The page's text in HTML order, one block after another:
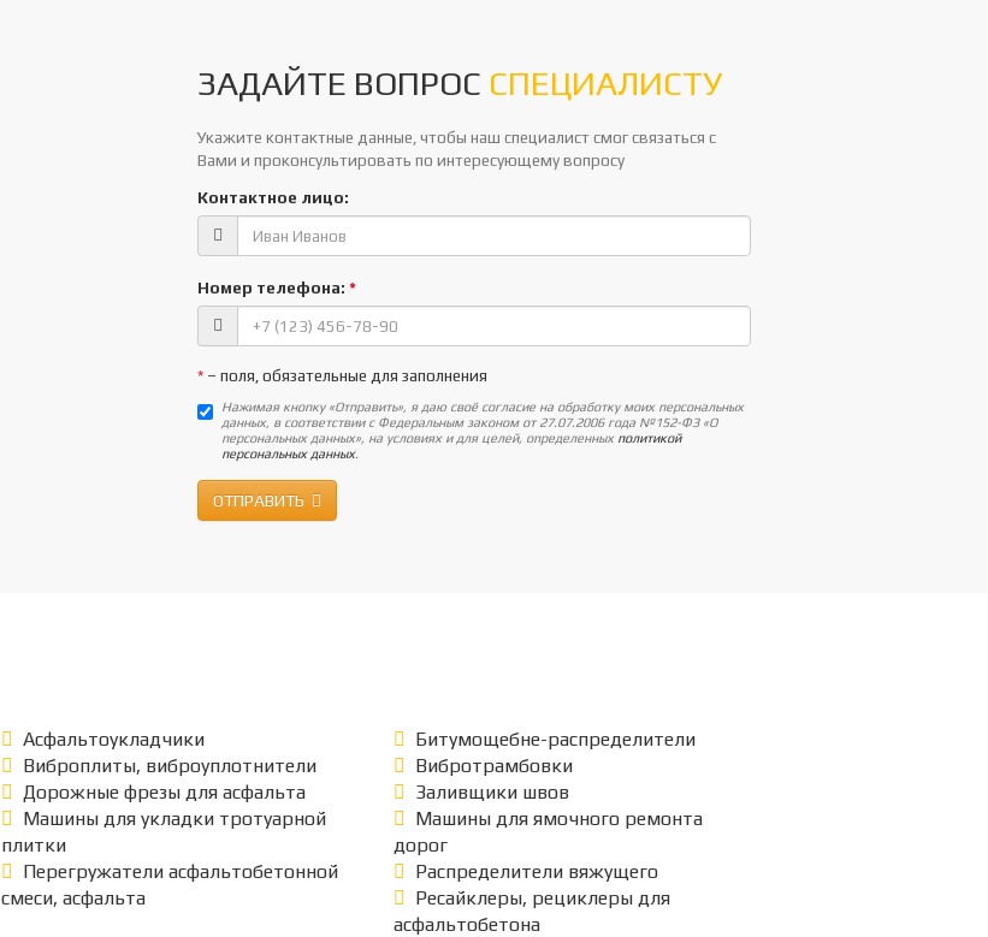
ЗАДАЙТЕ ВОПРОС СПЕЦИАЛИСТУ
Укажите контактные данные, чтобы наш специалист смог связаться с
Вами и проконсультировать по интересующему вопросу
Контактное лицо:
Номер телефона: *
* – поля, обязательные для заполнения
Нажимая кнопку «Отправить», я даю своё согласие на обработку моих персональных
данных, в соответствии с Федеральным законом от 27.07.2006 года №152-ФЗ «О
персональных данных», на условиях и для целей, определенных политикой
персональных данных.
ОТПРАВИТЬ
Асфальтоукладчики
Битумощебне-распределители
Виброплиты, виброуплотнители
Вибротрамбовки
Дорожные фрезы для асфальта
Заливщики швов
Машины для укладки тротуарной
плитки
Машины для ямочного ремонта
дорог
Перегружатели асфальтобетонной
смеси, асфальта
Распределители вяжущего
Ресайклеры, рециклеры для
асфальтобетона